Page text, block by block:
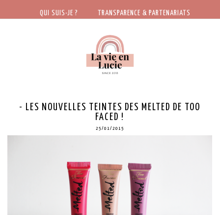
- LES NOUVELLES TEINTES DES MELTED DE TOO
FACED !
25/01/2015
QUI SUIS-JE ? TRANSPARENCE & PARTENARIATS